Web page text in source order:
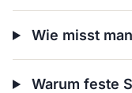
Wie misst
Warum feste